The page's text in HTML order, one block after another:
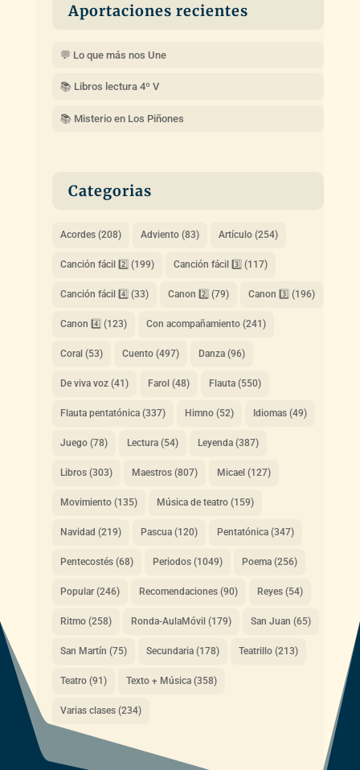
Aportaciones recientes
💬 Lo que más nos Une
📚 Libros lectura 4º V
📚 Misterio en Los Piñones
Categorias
Acordes(208) Adviento(83) Artículo(254)
Canción fácil 2️⃣ (199) Canción fácil 3️⃣ (117)
Canción fácil 4️⃣ (33) Canon 2️⃣ (79) Canon 3️⃣ (196)
Canon 4️⃣ (123) Con acompañamiento(241)
Coral(53) Cuento(497) Danza(96)
De viva voz(41) Farol(48) Flauta(550)
Flauta pentatónica(337) Himno(52) Idiomas(49)
Juego(78) Lectura(54) Leyenda(387)
Libros(303) Maestros(807) Micael(127)
Movimiento(135) Música de teatro(159)
Navidad (219) Pascua(120) Pentatónica(347)
Pentecostés(68) Periodos(1049) Poema(256)
Popular(246) Recomendaciones(90) Reyes(54)
Ritmo(258) Ronda-AulaMóvil(179) San Juan (65)
San Martín (75) Secundaria(178) Teatrillo(213)
Teatro(91) Texto + Música(358)
Varias clases(234)